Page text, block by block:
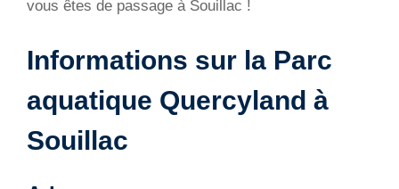
vous êtes de passage à Souillac !
Informations sur la Parc
aquatique Quercyland à
Souillac